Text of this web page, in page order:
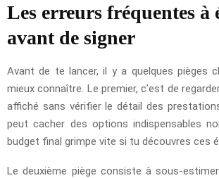
Les erreurs fréquentes à
avant de signer
Avant de te lancer, il y a quelques pièges
mieux connaître. Le premier, c’est de
affiché sans vérifier le détail des
peut cacher des options indispensables
budget final grimpe vite si tu découvres ces
Le deuxième piège consiste à sous-